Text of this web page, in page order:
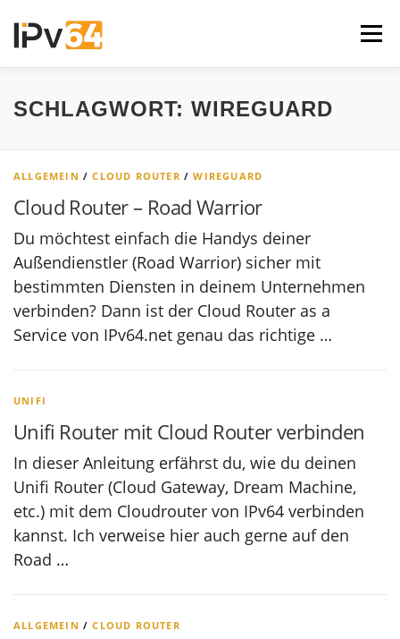
Inhalt
springen
Menü
IPV64.NET V64.TECH FORUM
SCHLAGWORT: WIREGUARD
ALLGEMEIN /CLOUD ROUTER /WIREGUARD
Cloud Router – Road Warrior
Du möchtest einfach die Handys deiner
Außendienstler (Road Warrior) sicher mit
bestimmten Diensten in deinem Unternehmen
verbinden? Dann ist der Cloud Router as a
Service von IPv64.net genau das richtige …
UNIFI
Unifi Router mit Cloud Router verbinden
In dieser Anleitung erfährst du, wie du deinen
Unifi Router (Cloud Gateway, Dream Machine,
etc.) mit dem Cloudrouter von IPv64 verbinden
kannst. Ich verweise hier auch gerne auf den
Road …
ALLGEMEIN /CLOUD ROUTER